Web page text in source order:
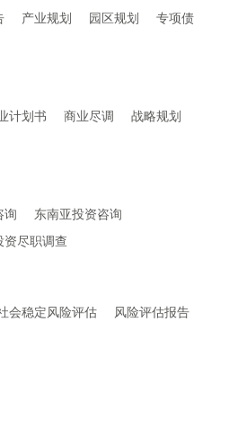
产业规划 园区规划
专项债
计划书 商业尽调
战略规划
询
东南亚投资咨询
资尽职调查
会稳定风险评估 风险评估报告